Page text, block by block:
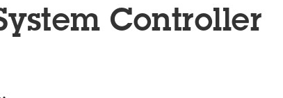
Controller